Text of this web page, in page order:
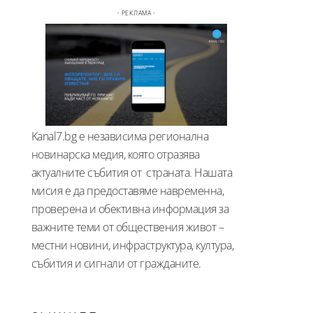
- РЕКЛАМА -
Kanal7.bg е независима регионална
новинарска медия, която отразява
актуалните събития от страната. Нашата
мисия е да предоставяме навременна,
проверена и обективна информация за
важните теми от обществения живот –
местни новини, инфраструктура, култура,
събития и сигнали от гражданите.